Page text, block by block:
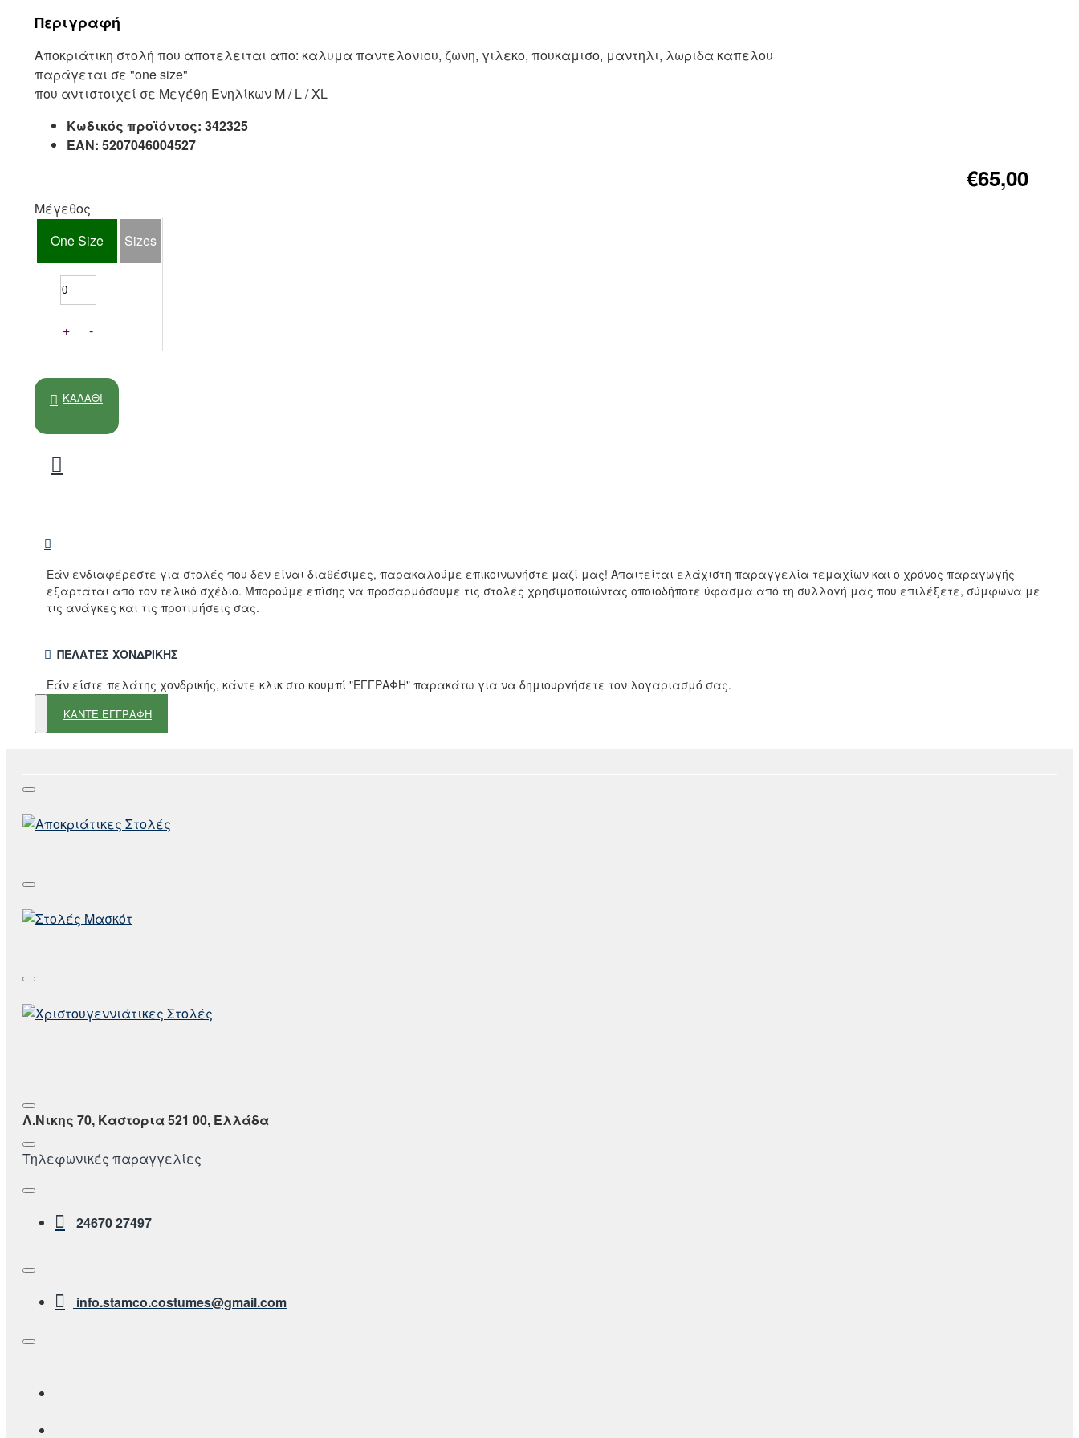
Περιγραφή
Αποκριάτικη στολή που αποτελειται απο: καλυμα παντελονιου, ζωνη, γιλεκο, πουκαμισο, μαντηλι, λωριδα καπελου
παράγεται σε "one size"
που αντιστοιχεί σε Μεγέθη Ενηλίκων M / L / XL
Κωδικός προϊόντος: 342325
EAN: 5207046004527
€65,00
Μέγεθος
One Size
Sizes
+ -
ΚΑΛΆΘΙ
Εάν ενδιαφέρεστε για στολές που δεν είναι διαθέσιμες, παρακαλούμε επικοινωνήστε μαζί μας! Απαιτείται ελάχιστη παραγγελία τεμαχίων και ο χρόνος παραγωγής
εξαρτάται από τον τελικό σχέδιο. Μπορούμε επίσης να προσαρμόσουμε τις στολές χρησιμοποιώντας οποιοδήποτε ύφασμα από τη συλλογή μας που επιλέξετε, σύμφωνα με
τις ανάγκες και τις προτιμήσεις σας.
ΠΕΛΆΤΕΣ ΧΟΝΔΡΙΚΉΣ
Εάν είστε πελάτης χονδρικής, κάντε κλικ στο κουμπί "ΕΓΓΡΑΦΗ" παρακάτω για να δημιουργήσετε τον λογαριασμό σας.
ΚΑΝΤΕ ΕΓΓΡΑΦΗ
Λ.Νικης 70, Καστορια 521 00, Ελλάδα
Τηλεφωνικές παραγγελίες
24670 27497
info.stamco.costumes@gmail.com